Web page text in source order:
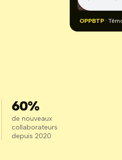
OPPBTP ·
60%
de nouveaux
collaborateurs
depuis 2020